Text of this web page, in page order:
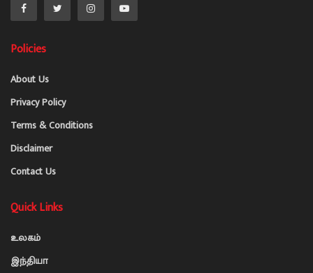
Policies
About Us
Privacy Policy
Terms & Conditions
Disclaimer
Contact Us
Quick Links
உலகம்
இந்தியா